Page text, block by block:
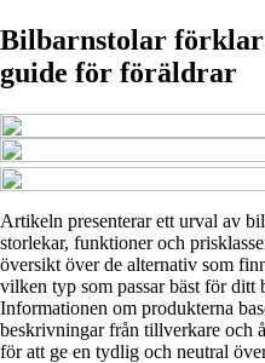
Bilbarnstolar
guide för föräldrar
Artikeln presenterar ett urval av
storlekar, funktioner och
översikt över de alternativ som
vilken typ som passar bäst för ditt
Informationen om produkterna
beskrivningar från tillverkare och
för att ge en tydlig och neutral